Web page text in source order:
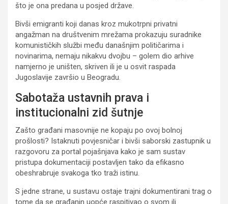
što je ona predana u posjed države.
Bivši emigranti koji danas kroz mukotrpni privatni
angažman na društvenim mrežama prokazuju suradnike
komunističkih službi među današnjim političarima i
novinarima, nemaju nikakvu dvojbu – golem dio arhive
namjerno je uništen, skriven ili je u osvit raspada
Jugoslavije završio u Beogradu.
Sabotaža ustavnih prava i
institucionalni zid šutnje
Zašto građani masovnije ne kopaju po ovoj bolnoj
prošlosti? Istaknuti povjesničar i bivši saborski zastupnik u
razgovoru za portal pojašnjava kako je sam sustav
pristupa dokumentaciji postavljen tako da efikasno
obeshrabruje svakoga tko traži istinu.
S jedne strane, u sustavu ostaje trajni dokumentirani trag o
tome da se građanin uopće raspitivao o svom ili